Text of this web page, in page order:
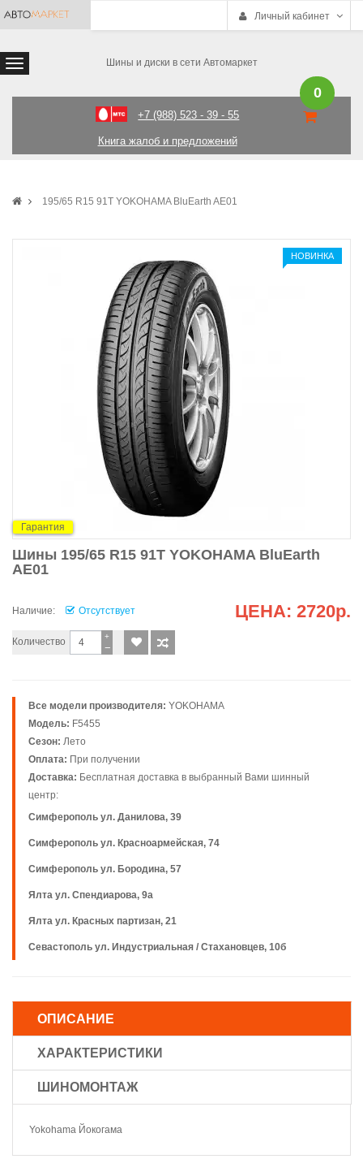
Личный кабинет
Шины и диски в сети Автомаркет
+7 (988) 523 - 39 - 55
Книга жалоб и предложений
0
195/65 R15 91T YOKOHAMA BluEarth AE01
Гарантия
НОВИНКА
Шины 195/65 R15 91T YOKOHAMA BluEarth
AE01
Наличие: Отсутствует ЦЕНА: 2720р.
Количество −
+
Все модели производителя: YOKOHAMA
Модель: F5455
Сезон: Лето
Оплата: При получении
Доставка: Бесплатная доставка в выбранный Вами шинный
центр:
Симферополь ул. Данилова, 39
Симферополь ул. Красноармейская, 74
Симферополь ул. Бородина, 57
Ялта ул. Спендиарова, 9а
Ялта ул. Красных партизан, 21
Севастополь ул. Индустриальная / Стахановцев, 10б
ОПИСАНИЕ
ХАРАКТЕРИСТИКИ
ШИНОМОНТАЖ
Yokohama Йокогама